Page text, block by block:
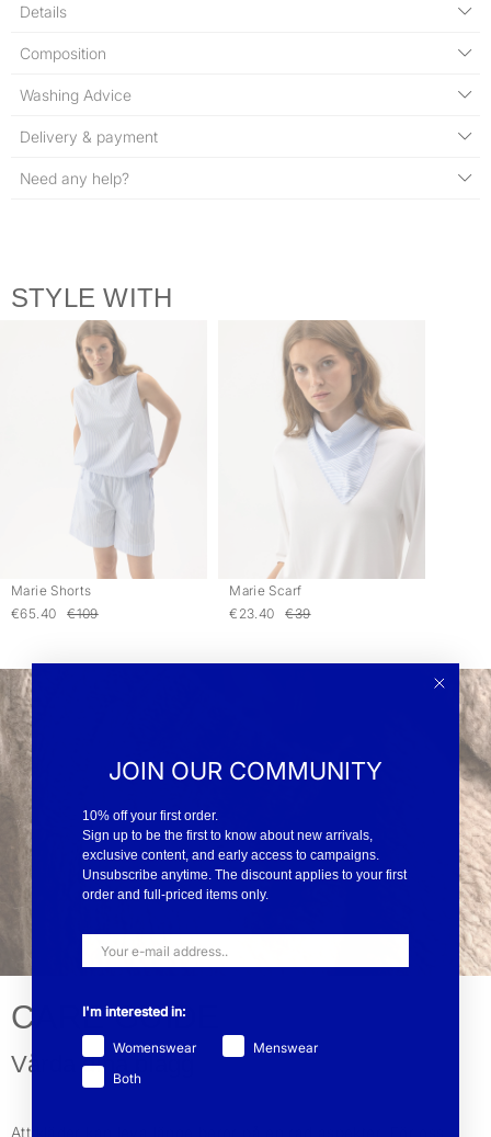
Details
Composition
Washing Advice
Delivery & payment
Need any help?
STYLE WITH
Marie Shorts
€65.40
€109
Marie Scarf
€23.40
€39
CARE GUIDE
Vårda dina plagg
Att kläder kan leva länge beror på en rad aspekter. För oss
JOIN OUR COMMUNITY
10% off your first order.
Sign up to be the first to know about new arrivals,
exclusive content, and early access to campaigns.
Unsubscribe anytime. The discount applies to your first
order and full-priced items only.
I'm interested in:
Womenswear
Menswear
Both